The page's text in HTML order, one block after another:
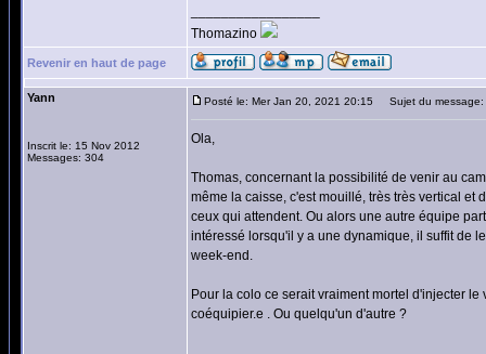
Thomazino
Revenir en haut de page
Yann
Inscrit le: 15 Nov 2012
Messages: 304
Posté le: Mer Jan 20, 2021 20:15 Sujet du message:
Ola,
Thomas, concernant la possibilité de venir au
même la caisse, c'est mouillé, très très vertical et
ceux qui attendent. Ou alors une autre équipe
intéressé lorsqu'il y a une dynamique, il suffit de
week-end.
Pour la colo ce serait vraiment mortel d'injecter
coéquipier.e . Ou quelqu'un d'autre ?